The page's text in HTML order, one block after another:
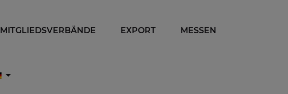
MITGLIEDSVERBÄNDE EXPORT MESSEN